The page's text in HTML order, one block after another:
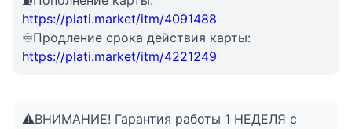
https://plati.market/itm/4091488
♾️Продление срока действия карты:
https://plati.market/itm/4221249
⚠️ВНИМАНИЕ! Гарантия работы 1 НЕДЕЛЯ с